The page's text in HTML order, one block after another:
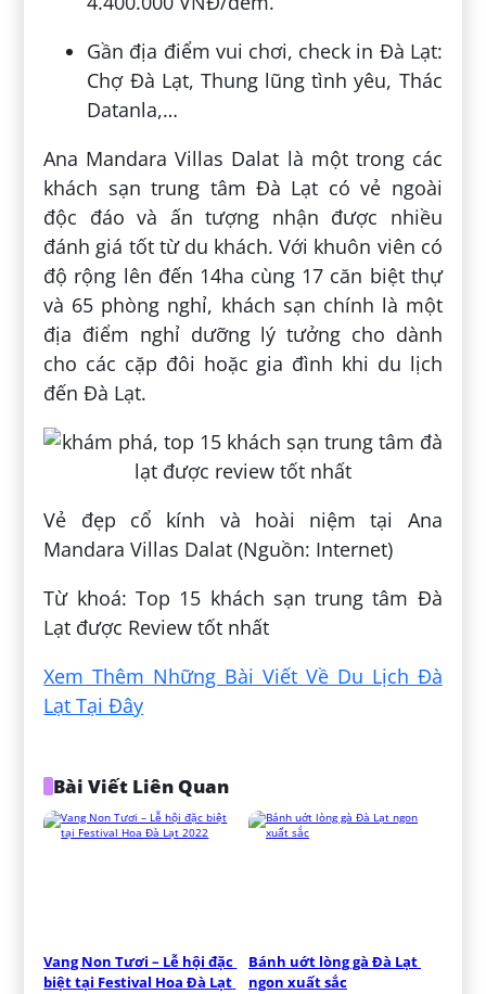
Gần địa điểm vui chơi, check in Đà Lạt:
Chợ Đà Lạt, Thung lũng tình yêu, Thác
Datanla,…
Ana Mandara Villas Dalat là một trong các
khách sạn trung tâm Đà Lạt có vẻ ngoài
độc đáo và ấn tượng nhận được nhiều
đánh giá tốt từ du khách. Với khuôn viên có
độ rộng lên đến 14ha cùng 17 căn biệt thự
và 65 phòng nghỉ, khách sạn chính là một
địa điểm nghỉ dưỡng lý tưởng cho dành
cho các cặp đôi hoặc gia đình khi du lịch
đến Đà Lạt.
Vẻ đẹp cổ kính và hoài niệm tại Ana
Mandara Villas Dalat (Nguồn: Internet)
Từ khoá: Top 15 khách sạn trung tâm Đà
Lạt được Review tốt nhất
Xem Thêm Những Bài Viết Về Du Lịch Đà
Lạt Tại Đây
Bài Viết Liên Quan
Vang Non Tươi – Lễ hội đặc
biệt tại Festival Hoa Đà Lạt
Bánh uớt lòng gà Đà Lạt
ngon xuất sắc